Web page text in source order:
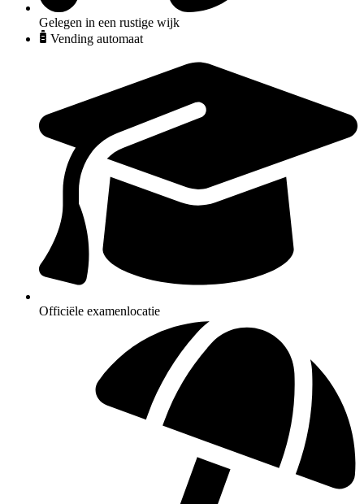
Gelegen in een rustige wijk
Vending automaat
Officiële examenlocatie